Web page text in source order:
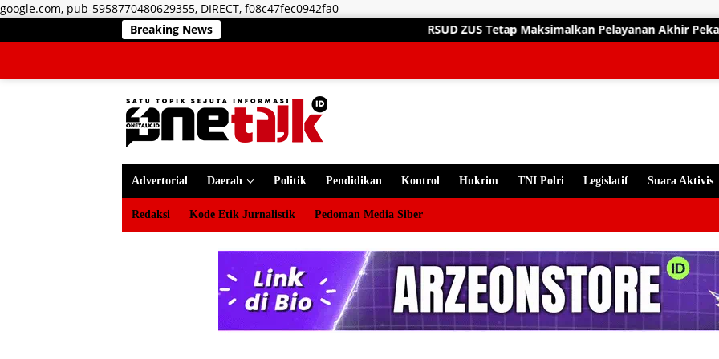
google.com, pub-5958770480629355, DIRECT, f08c47fec0942fa0Langsung
konten
Breaking News RSUD ZUS Tetap Maksimalkan Pelayanan Akhir Pekan, Dokter Spesialis Siap
Advertorial Daerah Politik Pendidikan Kontrol Hukrim TNI Polri Legislatif Suara Aktivis
Redaksi Kode Etik Jurnalistik Pedoman Media Siber